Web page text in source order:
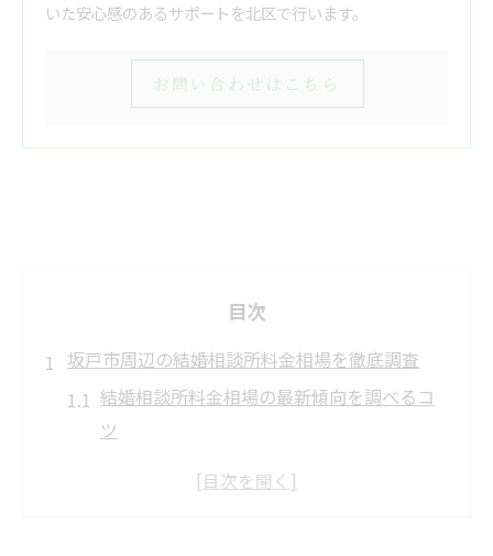
いた安心感のあるサポートを北区で行います。
お問い合わせはこちら
目次
坂戸市周辺の結婚相談所料金相場を徹底調査
結婚相談所料金相場の最新傾向を調べるコ
ツ
月額費用の平均を把握して比較する方法